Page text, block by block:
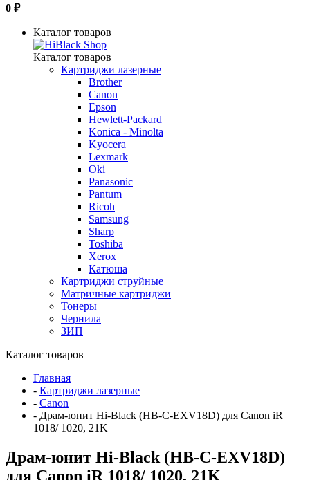
0 ₽
Каталог товаров
Каталог товаров
Картриджи лазерные
Brother
Canon
Epson
Hewlett-Packard
Konica - Minolta
Kyocera
Lexmark
Oki
Panasonic
Pantum
Ricoh
Samsung
Sharp
Toshiba
Xerox
Катюша
Картриджи струйные
Матричные картриджи
Тонеры
Чернила
ЗИП
Каталог товаров
Главная
- Картриджи лазерные
- Canon
- Драм-юнит Hi-Black (HB-C-EXV18D) для Canon iR
1018/ 1020, 21K
Драм-юнит Hi-Black (HB-C-EXV18D)
для Canon iR 1018/ 1020, 21K